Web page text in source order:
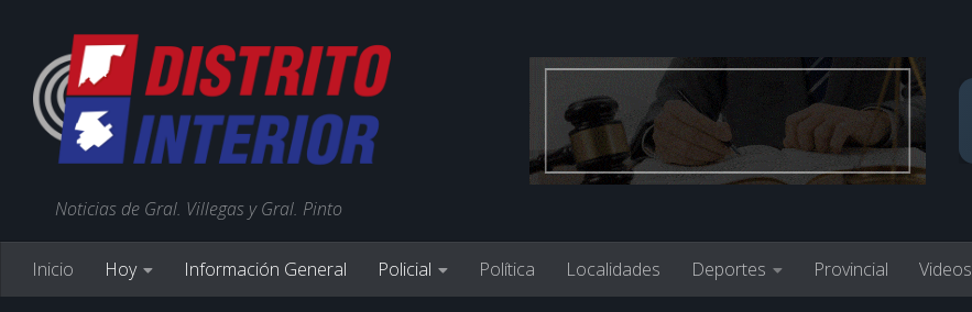
Noticias de Gral. Villegas y Gral. Pinto
Inicio Hoy Información General Policial Política Localidades Deportes Provincial Videos